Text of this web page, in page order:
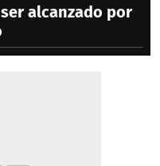
alcanzado por